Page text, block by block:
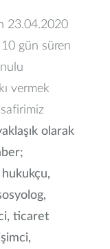
23.04.2020
gün süren
vermek
olarak
ticaret